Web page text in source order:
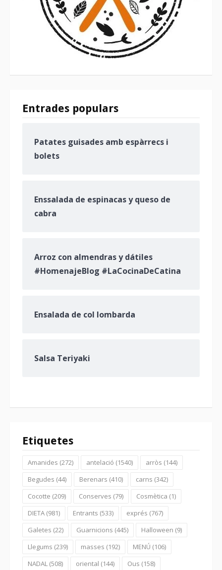
Entrades populars
Patates guisades amb espàrrecs i
bolets
Enssalada de espinacas y queso de
cabra
Arroz con almendras y dátiles
#HomenajeBlog #LaCocinaDeCatina
Ensalada de col lombarda
Salsa Teriyaki
Etiquetes
Amanides (272) antelació (1540) arròs (144)
Begudes (44) Berenars (410) carns (342)
Cocotte (209) Conserves (79) Cosmètica (1)
DIETA (981) Entrants (533) exprés (767)
Galetes (22) Guarnicions (445) Halloween (9)
Llegums (239) masses (192) MENÚ (106)
NADAL (508) oriental (144) Ous (158)